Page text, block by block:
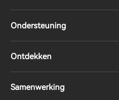
Volledig draadloze oordopjes
Boekenplank luidsprekers
Ondersteuning
EU-conformiteitsverklaring
Ontdekken
Ontwerpprijs
Samenwerking